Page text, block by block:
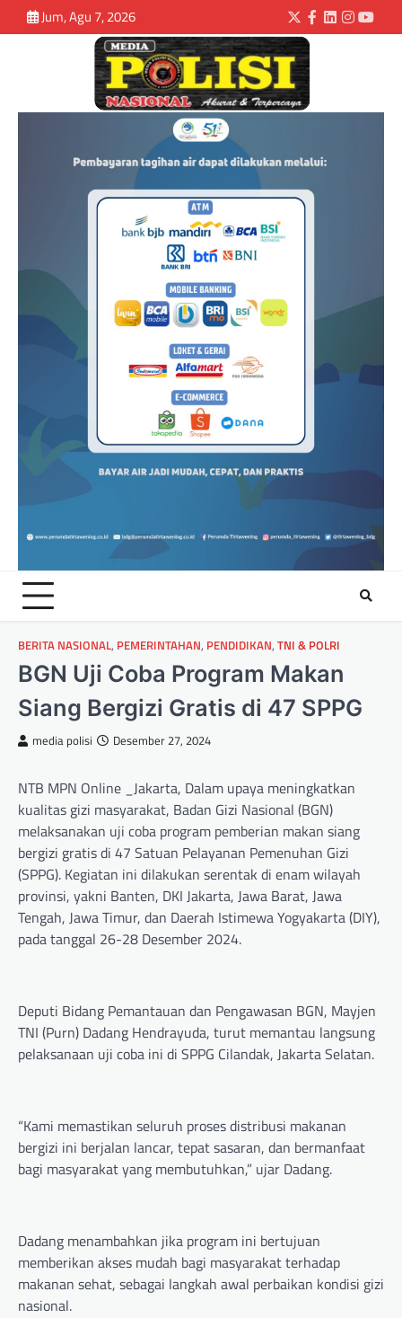
Jum, Agu 7, 2026
BERITA NASIONAL, PEMERINTAHAN, PENDIDIKAN, TNI & POLRI
BGN Uji Coba Program Makan
Siang Bergizi Gratis di 47 SPPG
media polisi Desember 27, 2024
NTB MPN Online _Jakarta, Dalam upaya meningkatkan
kualitas gizi masyarakat, Badan Gizi Nasional (BGN)
melaksanakan uji coba program pemberian makan siang
bergizi gratis di 47 Satuan Pelayanan Pemenuhan Gizi
(SPPG). Kegiatan ini dilakukan serentak di enam wilayah
provinsi, yakni Banten, DKI Jakarta, Jawa Barat, Jawa
Tengah, Jawa Timur, dan Daerah Istimewa Yogyakarta (DIY),
pada tanggal 26-28 Desember 2024.
Deputi Bidang Pemantauan dan Pengawasan BGN, Mayjen
TNI (Purn) Dadang Hendrayuda, turut memantau langsung
pelaksanaan uji coba ini di SPPG Cilandak, Jakarta Selatan.
“Kami memastikan seluruh proses distribusi makanan
bergizi ini berjalan lancar, tepat sasaran, dan bermanfaat
bagi masyarakat yang membutuhkan,” ujar Dadang.
Dadang menambahkan jika program ini bertujuan
memberikan akses mudah bagi masyarakat terhadap
makanan sehat, sebagai langkah awal perbaikan kondisi gizi
nasional.